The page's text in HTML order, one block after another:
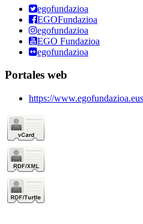
egofundazioa
EGOFundazioa
egofundazioa
EGO Fundazioa
egofundazioa
Portales web
https://www.egofundazioa.eus